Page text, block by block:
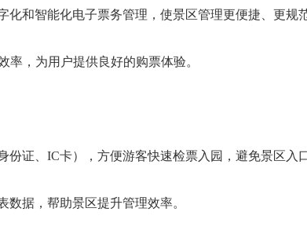
和智能化电子票务管理，使景区管理更便捷、更规
，为用户提供良好的购票体验。
证、IC卡），方便游客快速检票入园，避免景区入
据，帮助景区提升管理效率。